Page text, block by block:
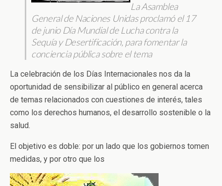
La Asamblea
General de Naciones Unidas proclamó el 17
de junio Día Mundial de Lucha contra la
Sequía yDesertificación, para fomentar la
conciencia pública sobre el tema
La celebración de los Días Internacionales nos da la
oportunidad de sensibilizar al público en general acerca
de temas relacionados con cuestiones de interés, tales
como los derechos humanos, el desarrollo sostenible o la
salud.
El objetivo es doble: por un lado que los gobiernos tomen
medidas, y por otro que los